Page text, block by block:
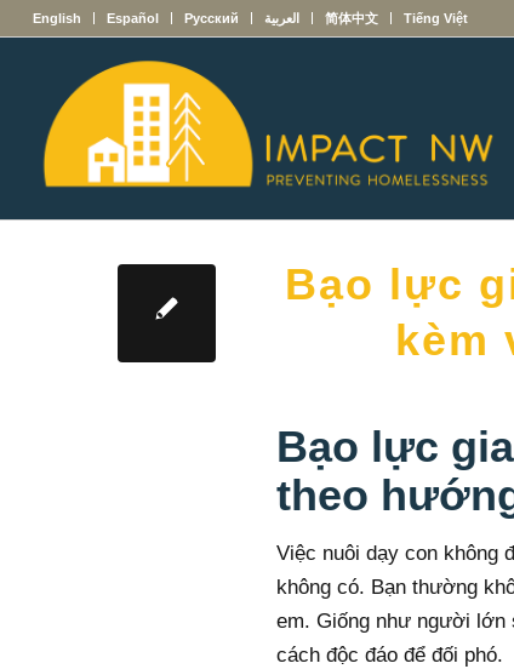
English Español Русский العربية 简体中文 Tiếng Việt
Bạo lực
kèm
Bạo lực
theo
Việc nuôi dạy con không
không có. Bạn thường
em. Giống như người lớn
cách độc đáo để đối phó.